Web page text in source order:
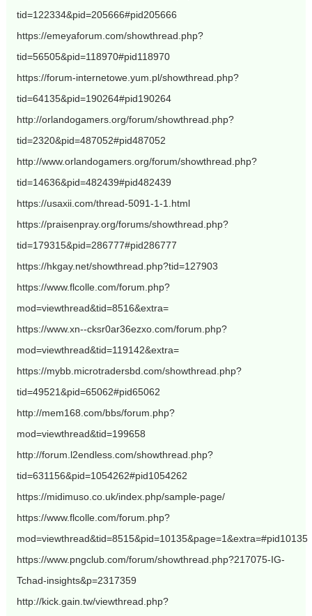
tid=122334&pid=205666#pid205666
https://emeyaforum.com/showthread.php?
tid=56505&pid=118970#pid118970
https://forum-internetowe.yum.pl/showthread.php?
tid=64135&pid=190264#pid190264
http://orlandogamers.org/forum/showthread.php?
tid=2320&pid=487052#pid487052
http://www.orlandogamers.org/forum/showthread.php?
tid=14636&pid=482439#pid482439
https://usaxii.com/thread-5091-1-1.html
https://praisenpray.org/forums/showthread.php?
tid=179315&pid=286777#pid286777
https://hkgay.net/showthread.php?tid=127903
https://www.flcolle.com/forum.php?
mod=viewthread&tid=8516&extra=
https://www.xn--cksr0ar36ezxo.com/forum.php?
mod=viewthread&tid=119142&extra=
https://mybb.microtradersbd.com/showthread.php?
tid=49521&pid=65062#pid65062
http://mem168.com/bbs/forum.php?
mod=viewthread&tid=199658
http://forum.l2endless.com/showthread.php?
tid=631156&pid=1054262#pid1054262
https://midimuso.co.uk/index.php/sample-page/
https://www.flcolle.com/forum.php?
mod=viewthread&tid=8515&pid=10135&page=1&extra=#pid10135
https://www.pngclub.com/forum/showthread.php?217075-IG-
Tchad-insights&p=2317359
http://kick.gain.tw/viewthread.php?